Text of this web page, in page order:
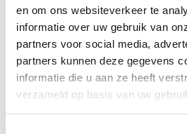
en om ons websiteverkeer te
informatie over uw gebruik van
partners voor social media,
partners kunnen deze gegevens
informatie die u aan ze heeft
verzameld op basis van uw
energie en motivatie.
Tegelijkertijd geldt dat de voordelen
beweging past bij wat jouw lichaam
kan averechts werken. Combineer
en leefstijlcoaching, dan versterk je
aanzienlijk.